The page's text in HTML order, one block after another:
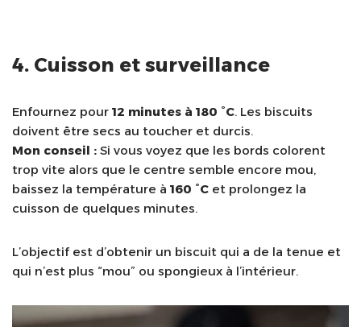
4. Cuisson et surveillance
Enfournez pour 12 minutes à 180 °C. Les biscuits
doivent être secs au toucher et durcis.
Mon conseil : Si vous voyez que les bords colorent
trop vite alors que le centre semble encore mou,
baissez la température à 160 °C et prolongez la
cuisson de quelques minutes.
L’objectif est d’obtenir un biscuit qui a de la tenue et
qui n’est plus “mou” ou spongieux à l’intérieur.